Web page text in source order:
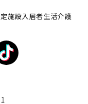
施設入居者生活介護